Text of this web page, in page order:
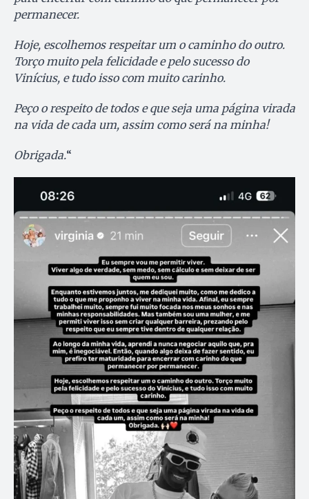
permanecer.
Hoje, escolhemos respeitar um o caminho do outro.
Torço muito pela felicidade e pelo sucesso do
Vinícius, e tudo isso com muito carinho.
Peço o respeito de todos e que seja uma página virada
na vida de cada um, assim como será na minha!
Obrigada.“